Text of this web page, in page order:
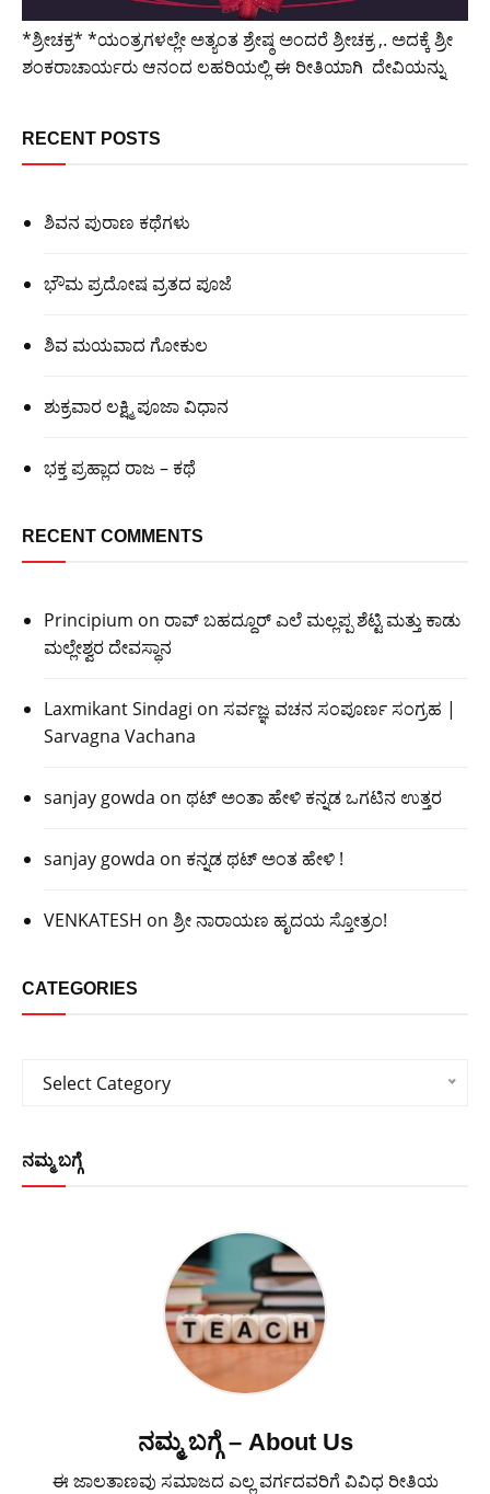
*ಶ್ರೀಚಕ್ರ* *ಯಂತ್ರಗಳಲ್ಲೇ ಅತ್ಯಂತ ಶ್ರೇಷ್ಠ ಅಂದರೆ ಶ್ರೀಚಕ್ರ ,. ಅದಕ್ಕೆ ಶ್ರೀ
ಶಂಕರಾಚಾರ್ಯರು ಆನಂದ ಲಹರಿಯಲ್ಲಿ ಈ ರೀತಿಯಾಗಿ ದೇವಿಯನ್ನು
RECENT POSTS
ಶಿವನ ಪುರಾಣ ಕಥೆಗಳು
ಭೌಮ ಪ್ರದೋಷ ವ್ರತದ ಪೂಜೆ
ಶಿವ ಮಯವಾದ ಗೋಕುಲ
ಶುಕ್ರವಾರ ಲಕ್ಷ್ಮಿ ಪೂಜಾ ವಿಧಾನ
ಭಕ್ತ ಪ್ರಹ್ಲಾದ ರಾಜ – ಕಥೆ
RECENT COMMENTS
Principium on ರಾವ್ ಬಹದ್ದೂರ್ ಎಲೆ ಮಲ್ಲಪ್ಪ ಶೆಟ್ಟಿ ಮತ್ತು ಕಾಡು
ಮಲ್ಲೇಶ್ವರ ದೇವಸ್ಥಾನ
Laxmikant Sindagi on ಸರ್ವಜ್ಞ ವಚನ ಸಂಪೂರ್ಣ ಸಂಗ್ರಹ |
Sarvagna Vachana
sanjay gowda on ಥಟ್ ಅಂತಾ ಹೇಳಿ ಕನ್ನಡ ಒಗಟಿನ ಉತ್ತರ
sanjay gowda on ಕನ್ನಡ ಥಟ್ ಅಂತ ಹೇಳಿ !
VENKATESH on ಶ್ರೀ ನಾರಾಯಣ ಹೃದಯ ಸ್ತೋತ್ರಂ!
CATEGORIES
Categories
Select Category
ನಮ್ಮ ಬಗ್ಗೆ
ನಮ್ಮ ಬಗ್ಗೆ – About Us
ಈ ಜಾಲತಾಣವು ಸಮಾಜದ ಎಲ್ಲ ವರ್ಗದವರಿಗೆ ವಿವಿಧ ರೀತಿಯ